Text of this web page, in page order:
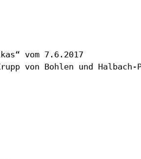
vom 7.6.2017
und Halbach-